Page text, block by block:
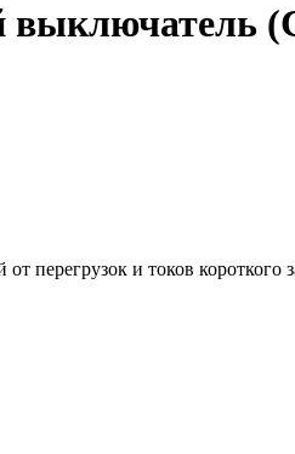
выключатель
перегрузок и токов